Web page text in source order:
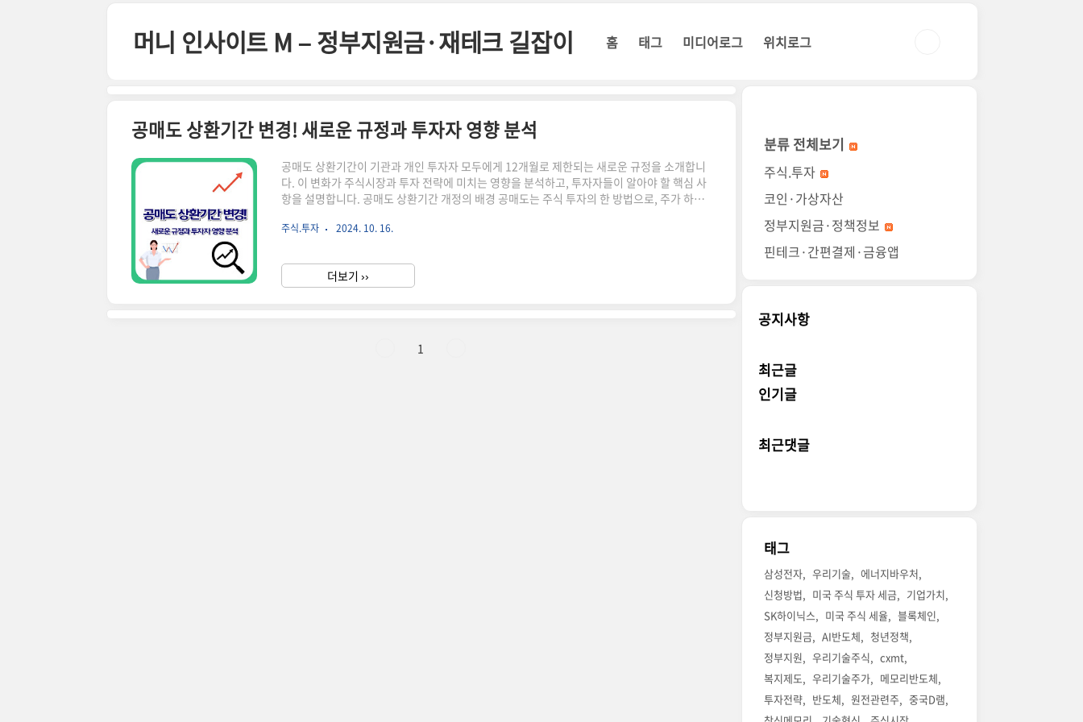
머니 인사이트 M – 정부지원금·재테크 길잡이 홈 태그 미디어로그 위치로그
공매도 상환기간 변경! 새로운 규정과 투자자 영향 분석
공매도 상환기간이 기관과 개인 투자자 모두에게 12개월로 제한되는 새로운 규정을 소개합니
다. 이 변화가 주식시장과 투자 전략에 미치는 영향을 분석하고, 투자자들이 알아야 할 핵심 사
항을 설명합니다. 공매도 상환기간 개정의 배경 공매도는 주식 투자의 한 방법으로, 주가 하락
로운 규정을 발표했습니다. 이 중 가장 주목할 만한 변화는 공매도 상환기간의 제한입니다. 📌
성!↑ 이 버튼을 클릭하시면 해당 페이지로 빠르게 이동합니다! ↑기존 공매도 상환기간의 문
제점기존에는 기관투자자와 개인투자자 간 공매도 상환기간에 차이가 있었습니다. 이..
주식.투자 2024. 10. 16.
더보기 ››
1
분류 전체보기
주식.투자
코인·가상자산
정부지원금·정책정보
핀테크·간편결제·금융앱
공지사항
최근글
인기글
최근댓글
태그
삼성전자 우리기술
에너지바우처
신청방법
미국 주식 투자 세금
기업가치
SK하이닉스
미국 주식 세율
블록체인
정부지원금
AI반도체
청년정책
정부지원
우리기술주식
cxmt
복지제도
우리기술주가
메모리반도체
투자전략
반도체 원전관련주
중국D램